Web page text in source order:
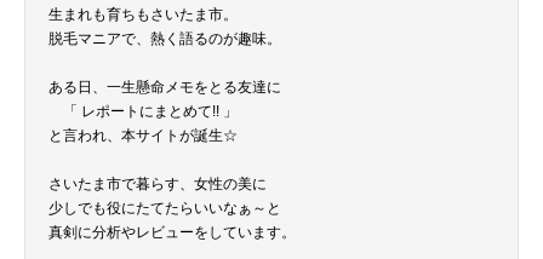
生まれも育ちもさいたま市。
脱毛マニアで、熱く語るのが趣味。
ある日、一生懸命メモをとる友達に
「 レポートにまとめて!! 」
と言われ、本サイトが誕生☆
さいたま市で暮らす、女性の美に
少しでも役にたてたらいいなぁ～と
真剣に分析やレビューをしています。